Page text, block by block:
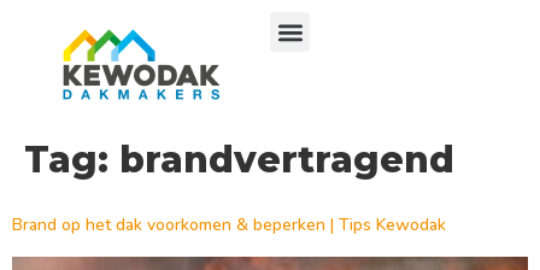
Tag: brandvertragend
Brand op het dak voorkomen & beperken | Tips Kewodak